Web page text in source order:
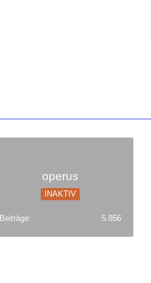
operus
INAKTIV
Beiträge 5.856